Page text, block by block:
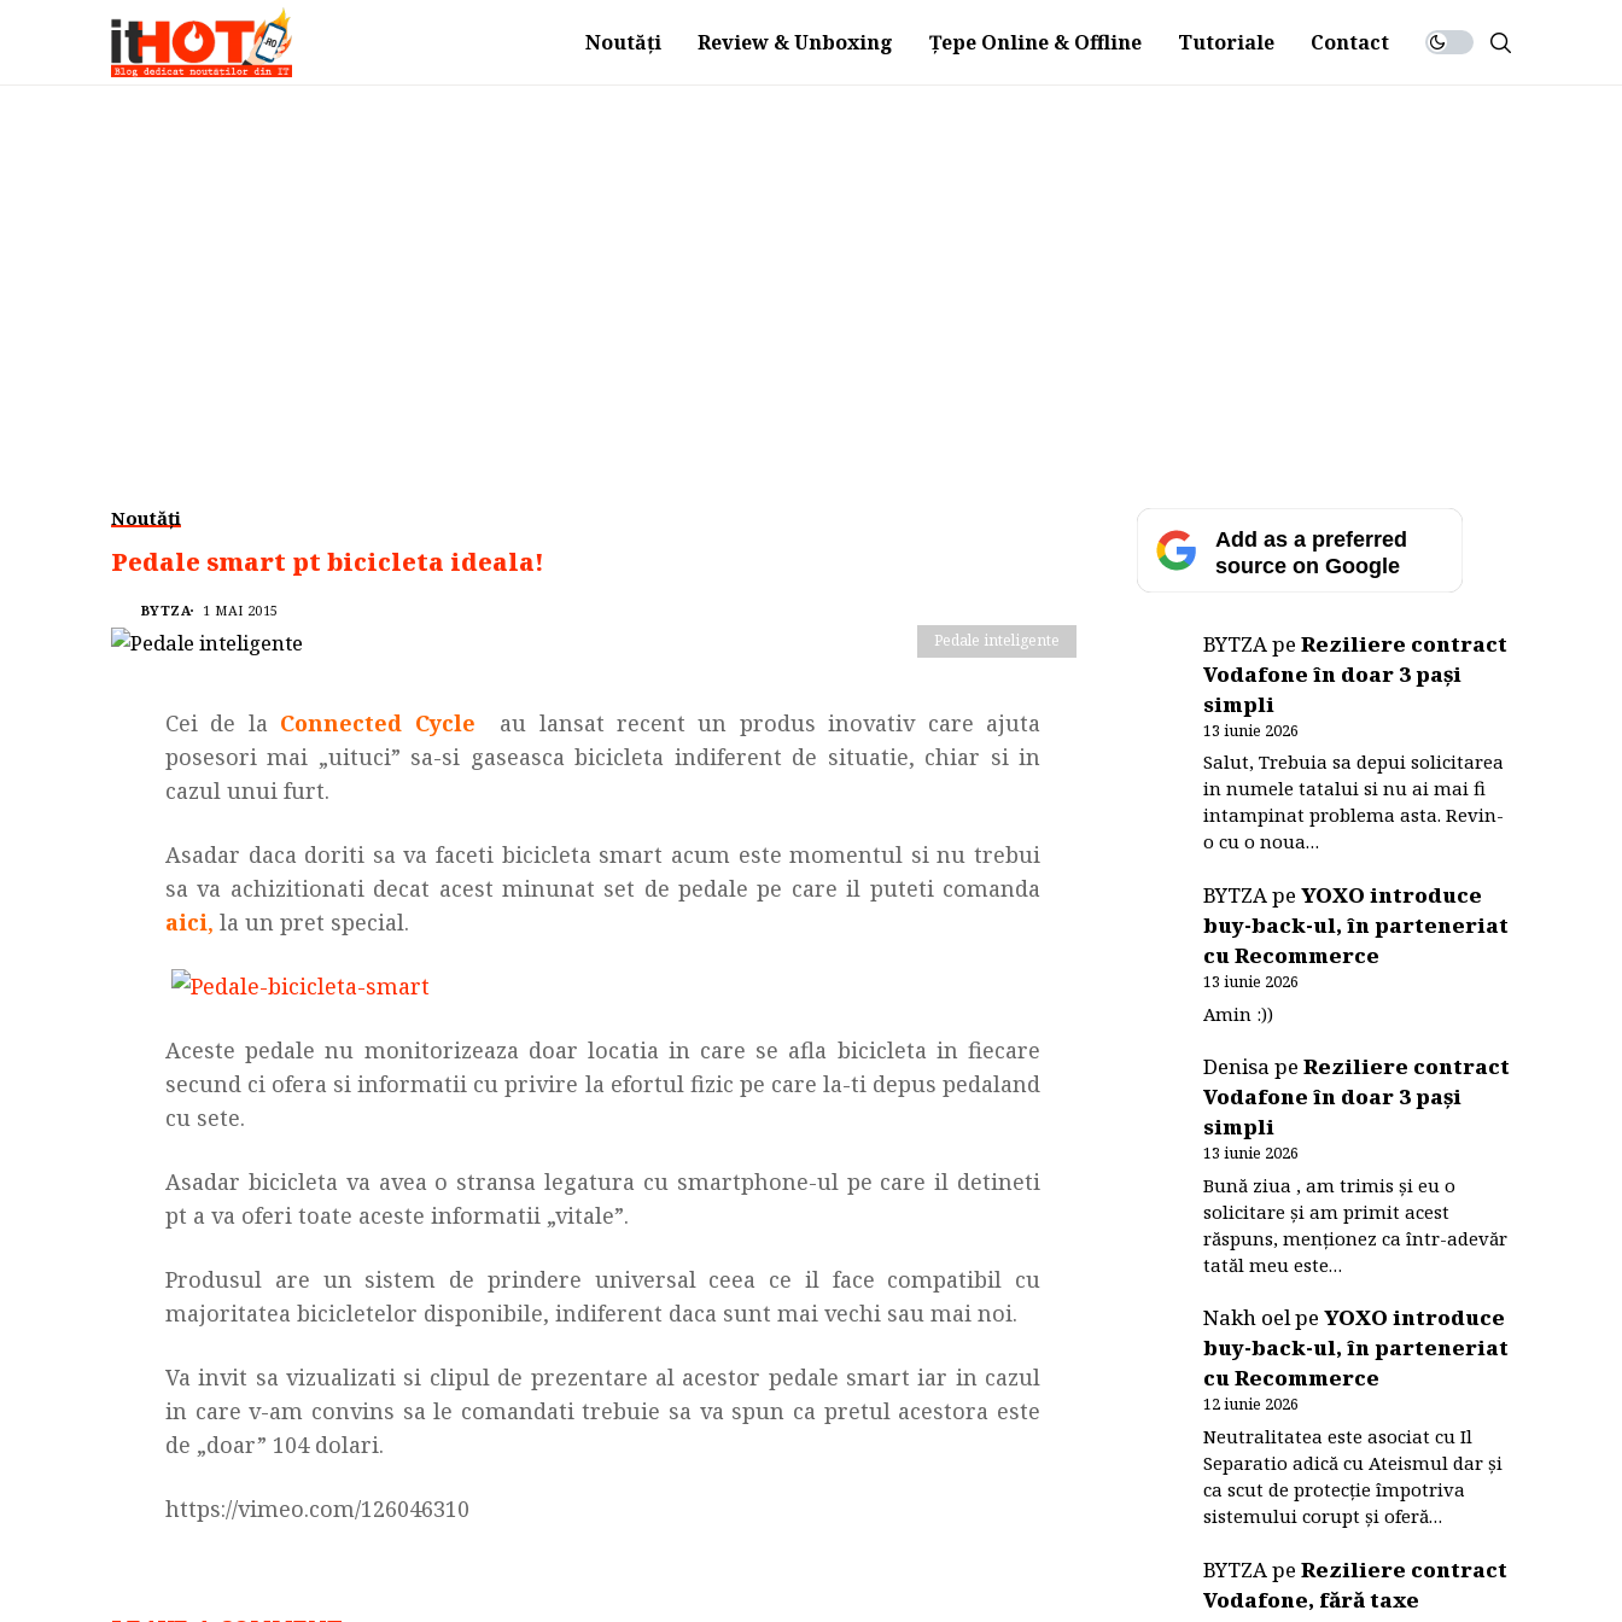
Noutăți Review & Unboxing Țepe Online & Offline Tutoriale Contact
Noutăți
Pedale smart pt bicicleta ideala!
BYTZA 1 MAI 2015
Pedale inteligente
Cei de la Connected Cycle au lansat recent un produs inovativ care ajuta
posesori mai „uituci” sa-si gaseasca bicicleta indiferent de situatie, chiar si in
cazul unui furt.
Asadar daca doriti sa va faceti bicicleta smart acum este momentul si nu trebui
sa va achizitionati decat acest minunat set de pedale pe care il puteti comanda
aici, la un pret special.
Aceste pedale nu monitorizeaza doar locatia in care se afla bicicleta in fiecare
secund ci ofera si informatii cu privire la efortul fizic pe care la-ti depus pedaland
cu sete.
Asadar bicicleta va avea o stransa legatura cu smartphone-ul pe care il detineti
pt a va oferi toate aceste informatii „vitale”.
Produsul are un sistem de prindere universal ceea ce il face compatibil cu
majoritatea bicicletelor disponibile, indiferent daca sunt mai vechi sau mai noi.
Va invit sa vizualizati si clipul de prezentare al acestor pedale smart iar in cazul
in care v-am convins sa le comandati trebuie sa va spun ca pretul acestora este
de „doar” 104 dolari.
https://vimeo.com/126046310
Add as a preferred
source on Google
BYTZApeReziliere contract
Vodafone în doar 3 pași
simpli
13 iunie 2026
Salut, Trebuia sa depui solicitarea
in numele tatalui si nu ai mai fi
intampinat problema asta. Revin-
o cu o noua…
BYTZApeYOXO introduce
buy-back-ul, în parteneriat
cu Recommerce
13 iunie 2026
Amin :))
DenisapeReziliere contract
Vodafone în doar 3 pași
simpli
13 iunie 2026
Bună ziua , am trimis și eu o
solicitare și am primit acest
răspuns, menționez ca într-adevăr
tatăl meu este…
Nakh oelpeYOXO introduce
buy-back-ul, în parteneriat
cu Recommerce
12 iunie 2026
Neutralitatea este asociat cu Il
Separatio adică cu Ateismul dar și
ca scut de protecție împotriva
sistemului corupt și oferă…
BYTZApeReziliere contract
Vodafone, fără taxe